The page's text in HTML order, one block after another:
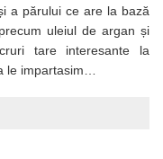
a părului ce are la bază
uleiul de argan și
tare interesante la
le impartasim…